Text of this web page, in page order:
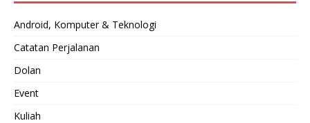
Android, Komputer & Teknologi
Catatan Perjalanan
Dolan
Event
Kuliah